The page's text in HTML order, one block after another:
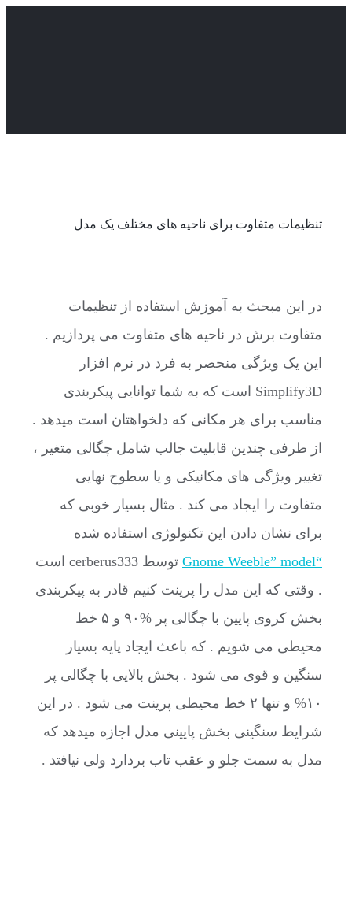
تنظیمات متفاوت برای ناحیه های مختلف یک مدل
در این مبحث به آموزش استفاده از تنظیمات
متفاوت برش در ناحیه های متفاوت می پردازیم .
این یک ویژگی منحصر به فرد در نرم افزار
Simplify3D است که به شما توانایی پیکربندی
مناسب برای هر مکانی که دلخواهتان است میدهد .
از طرفی چندین قابلیت جالب شامل چگالی متغیر ،
تغییر ویژگی های مکانیکی و یا سطوح نهایی
متفاوت را ایجاد می کند . مثال بسیار خوبی که
برای نشان دادن این تکنولوژی استفاده شده
“Gnome Weeble” model
توسط cerberus333 است
. وقتی که این مدل را پرینت کنیم قادر به پیکربندی
بخش کروی پایین با چگالی پر %۹۰ و ۵ خط
محیطی می شویم . که باعث ایجاد پایه بسیار
سنگین و قوی می شود . بخش بالایی با چگالی پر
۱۰% و تنها ۲ خط محیطی پرینت می شود . در این
شرایط سنگینی بخش پایینی مدل اجازه میدهد که
مدل به سمت جلو و عقب تاب بردارد ولی نیافتد .